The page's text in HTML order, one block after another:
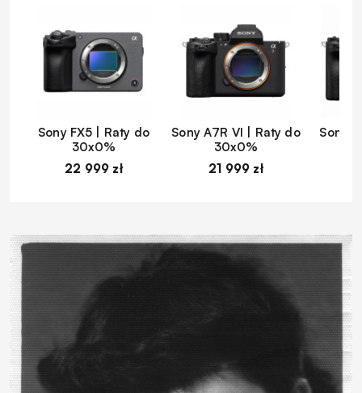
Sony FX5 | Raty do
30x0%
22 999 zł
Sony A7R VI | Raty do
30x0%
21 999 zł
Sony